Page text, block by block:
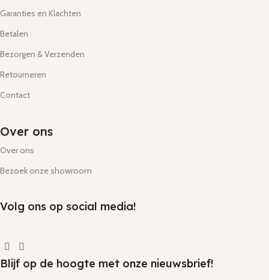
Garanties en Klachten
Betalen
Bezorgen & Verzenden
Retourneren
Contact
Over ons
Over ons
Bezoek onze showroom
Volg ons op social media!
Blijf op de hoogte met onze nieuwsbrief!